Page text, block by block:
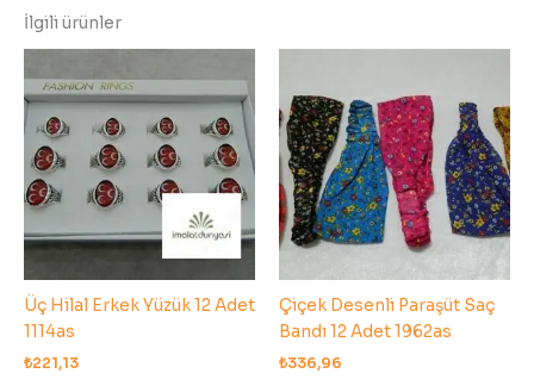
İlgili ürünler
Üç Hilal Erkek Yüzük 12 Adet
1114as
₺221,13
Çiçek Desenli Paraşüt Saç
Bandı 12 Adet 1962as
₺336,96